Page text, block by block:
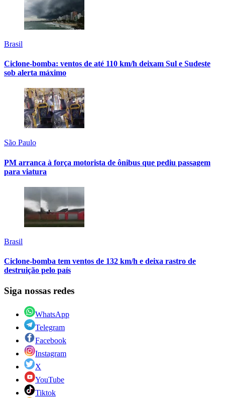
Brasil
Ciclone-bomba: ventos de até 110 km/h deixam Sul e Sudeste
sob alerta máximo
São Paulo
PM arranca à força motorista de ônibus que pediu passagem
para viatura
Brasil
Ciclone-bomba tem ventos de 132 km/h e deixa rastro de
destruição pelo país
Siga nossas redes
WhatsApp
Telegram
Facebook
Instagram
X
YouTube
Tiktok